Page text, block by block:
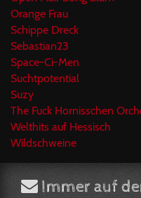
Orange Frau
Schippe Dreck
Sebastian23
Space-Ci-Men
Suchtpotential
Suzy
The Fuck Hornisschen
Welthits auf Hessisch
Wildschweine
Immer auf